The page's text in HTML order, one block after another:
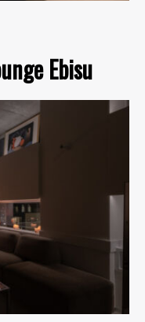
Ebisu